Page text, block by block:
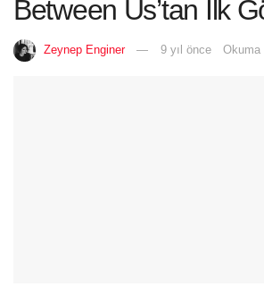
Between Us’tan İlk
Zeynep Enginer 9 yıl önce Okuma